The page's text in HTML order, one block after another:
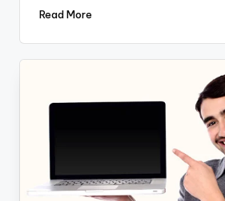
Read More